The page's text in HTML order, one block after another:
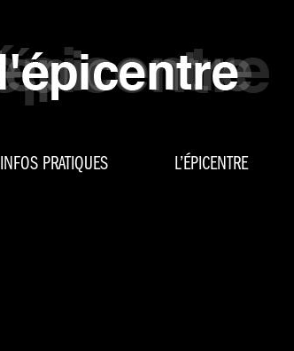
INFOS PRATIQUES L’ÉPICENTRE